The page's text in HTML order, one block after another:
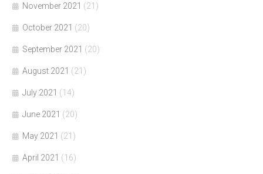
November 2021 (21)
October 2021 (20)
September 2021 (20)
August 2021 (21)
July 2021 (14)
June 2021 (20)
May 2021 (21)
April 2021 (16)